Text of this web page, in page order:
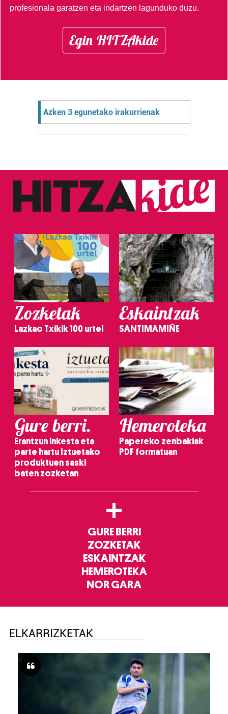
profesionala garatzen eta indartzen lagunduko duzu.
Egin HITZAkide
Azken 3 egunetako irakurrienak
Zozketak
Lazkao Txikik 100 urte!
Eskaintzak
SANTIMAMIÑE
Gure berri.
Erantzun inkesta eta
parte hartu Iztuetako
produktuen saski
baten zozketan
Hemeroteka
Papereko zenbakiak
PDF formatuan
+
GURE BERRI
ZOZKETAK
ESKAINTZAK
HEMEROTEKA
NOR GARA
ELKARRIZKETAK